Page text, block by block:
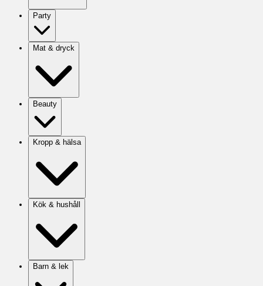
Party
Mat & dryck
Beauty
Kropp & hälsa
Kök & hushåll
Barn & lek